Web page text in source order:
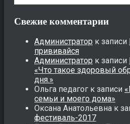
Свежие комментарии
Администратор к записи
прививайся
Администратор к записи
«Что такое здоровый
дня.»
Ольга педагог к записи
семьи и моего дома»
Оксана Анатольевна к
фестиваль-2017